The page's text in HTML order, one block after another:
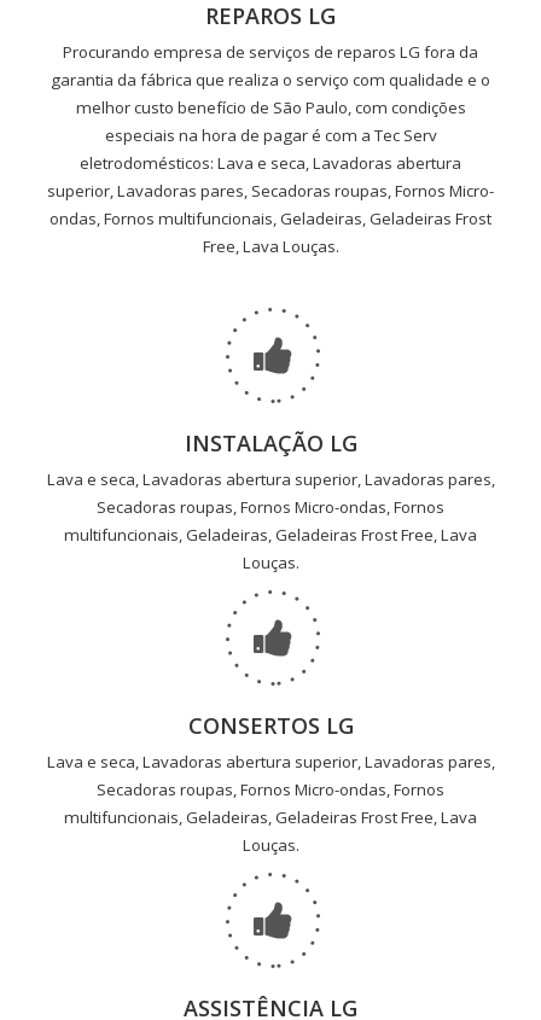
REPAROS LG
Procurando empresa de serviços de reparos LG fora da
garantia da fábrica que realiza o serviço com qualidade e o
melhor custo benefício de São Paulo, com condições
especiais na hora de pagar é com a Tec Serv
eletrodomésticos: Lava e seca, Lavadoras abertura
superior, Lavadoras pares, Secadoras roupas, Fornos Micro-
ondas, Fornos multifuncionais, Geladeiras, Geladeiras Frost
Free, Lava Louças.
INSTALAÇÃO LG
Lava e seca, Lavadoras abertura superior, Lavadoras pares,
Secadoras roupas, Fornos Micro-ondas, Fornos
multifuncionais, Geladeiras, Geladeiras Frost Free, Lava
Louças.
CONSERTOS LG
Lava e seca, Lavadoras abertura superior, Lavadoras pares,
Secadoras roupas, Fornos Micro-ondas, Fornos
multifuncionais, Geladeiras, Geladeiras Frost Free, Lava
Louças.
ASSISTÊNCIA LG